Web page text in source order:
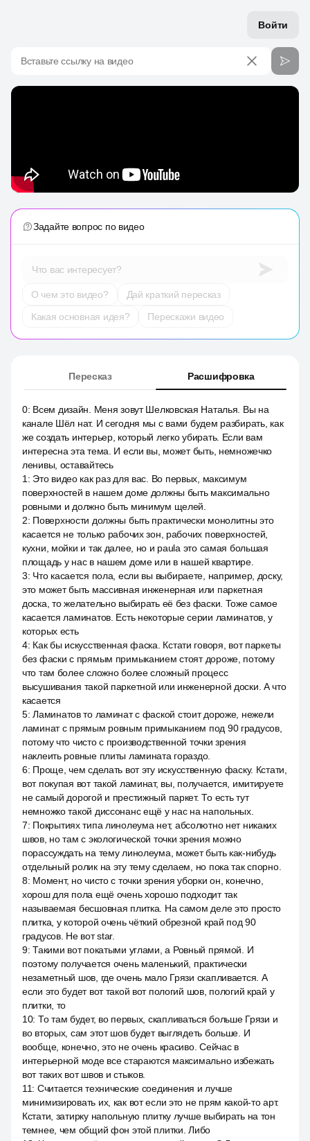
Войти
Вставьте ссылку на видео
Задайте вопрос по видео
Что вас интересует?
О чем это видео?
Дай краткий пересказ
Какая основная идея?
Перескажи видео
Пересказ Расшифровка
0: Всем дизайн. Меня зовут Шелковская Наталья. Вы на
канале Шёл нат. И сегодня мы с вами будем разбирать, как
же создать интерьер, который легко убирать. Если вам
интересна эта тема. И если вы, может быть, немножечко
ленивы, оставайтесь
1 : Это видео как раз для вас. Во первых, максимум
поверхностей в нашем доме должны быть максимально
ровными и должно быть минимум щелей.
2: Поверхности должны быть практически монолитны это
касается не только рабочих зон, рабочих поверхностей,
кухни, мойки и так далее, но и paula это самая большая
площадь у нас в нашем доме или в нашей квартире.
3: Что касается пола, если вы выбираете, например, доску,
это может быть массивная инженерная или паркетная
доска, то желательно выбирать её без фаски. Тоже самое
касается ламинатов. Есть некоторые серии ламинатов, у
которых есть
4: Как бы искусственная фаска. Кстати говоря, вот паркеты
без фаски с прямым примыканием стоят дороже, потому
что там более сложно более сложный процесс
высушивания такой паркетной или инженерной доски. А что
касается
5:Ламинатов то ламинат с фаской стоит дороже, нежели
ламинат с прямым ровным примыканием под 90 градусов,
потому что чисто с производственной точки зрения
наклеить ровные плиты ламината гораздо.
6: Проще, чем сделать вот эту искусственную фаску. Кстати,
вот покупая вот такой ламинат, вы, получается, имитируете
не самый дорогой и престижный паркет. То есть тут
немножко такой диссонанс ещё у нас на напольных.
7: Покрытиях типа линолеума нет, абсолютно нет никаких
швов, но там с экологической точки зрения можно
порассуждать на тему линолеума, может быть как-нибудь
отдельный ролик на эту тему сделаем, но пока так спорно.
8: Момент, но чисто с точки зрения уборки он, конечно,
хорош для пола ещё очень хорошо подходит так
называемая бесшовная плитка. На самом деле это просто
плитка, у которой очень чёткий обрезной край под 90
градусов. Не вот star.
9:Такими вот покатыми углами, а Ровный прямой. И
поэтому получается очень маленький, практически
незаметный шов, где очень мало Грязи скапливается. А
если это будет вот такой вот пологий шов, пологий край у
плитки, то
10: То там будет, во первых, скапливаться больше Грязи и
во вторых, сам этот шов будет выглядеть больше. И
вообще, конечно, это не очень красиво. Сейчас в
интерьерной моде все стараются максимально избежать
вот таких вот швов и стыков.
11: Считается технические соединения и лучше
минимизировать их, как вот если это не прям какой-то арт.
Кстати, затирку напольную плитку лучше выбирать на тон
темнее, чем общий фон этой плитки. Либо